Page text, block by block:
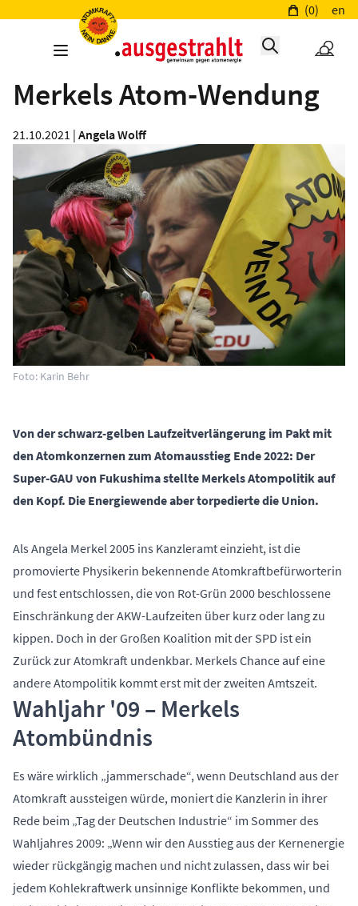
(0) en
Merkels Atom-Wendung
21.10.2021 | Angela Wolff
Foto: Karin Behr
Von der schwarz-gelben Laufzeitverlängerung im Pakt mit
den Atomkonzernen zum Atomausstieg Ende 2022: Der
Super-GAU von Fukushima stellte Merkels Atompolitik auf
den Kopf. Die Energiewende aber torpedierte die Union.
Als Angela Merkel 2005 ins Kanzleramt einzieht, ist die
promovierte Physikerin bekennende Atomkraftbefürworterin
und fest entschlossen, die von Rot-Grün 2000 beschlossene
Einschränkung der AKW-Laufzeiten über kurz oder lang zu
kippen. Doch in der Großen Koalition mit der SPD ist ein
Zurück zur Atomkraft undenkbar. Merkels Chance auf eine
andere Atompolitik kommt erst mit der zweiten Amtszeit.
Wahljahr '09 – Merkels
Atombündnis
Es wäre wirklich „jammerschade“, wenn Deutschland aus der
Atomkraft aussteigen würde, moniert die Kanzlerin in ihrer
Rede beim „Tag der Deutschen Industrie“ im Sommer des
Wahljahres 2009: „Wenn wir den Ausstieg aus der Kernenergie
wieder rückgängig machen und nicht zulassen, dass wir bei
jedem Kohlekraftwerk unsinnige Konflikte bekommen, und